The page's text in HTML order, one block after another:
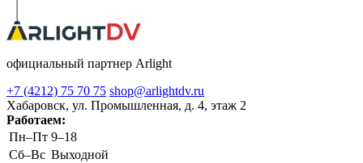
официальный партнер Arlight
+7 (4212) 75 70 75 shop@arlightdv.ru
Хабаровск, ул. Промышленная, д. 4, этаж 2
Работаем:
Пн–Пт 9–18
Cб–Вс Выходной